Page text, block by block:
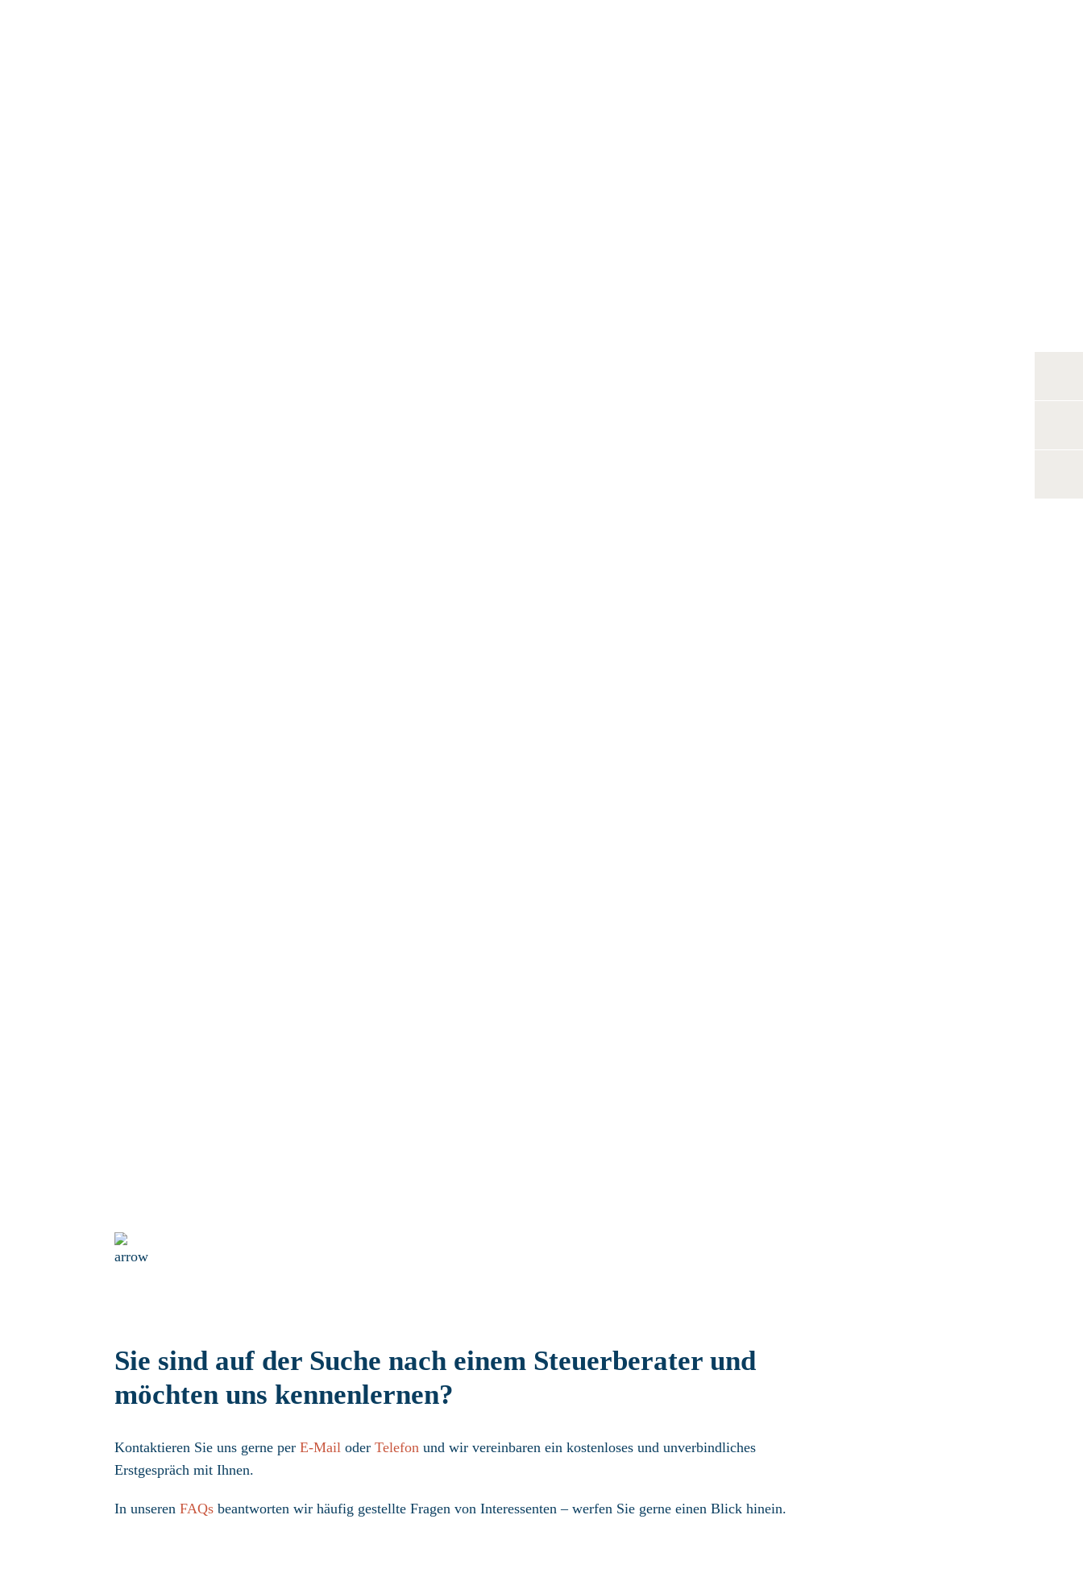
Sie sind auf der Suche nach einem Steuerberater und
möchten uns kennenlernen?
Kontaktieren Sie uns gerne per E-Mail oder Telefon und wir vereinbaren ein kostenloses und unverbindliches
Erstgespräch mit Ihnen.
In unseren FAQs beantworten wir häufig gestellte Fragen von Interessenten – werfen Sie gerne einen Blick hinein.